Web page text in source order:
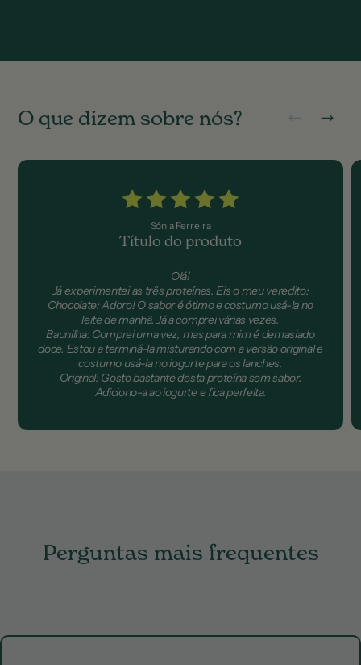
O que dizem sobre nós?
Sónia Ferreira
Título do produto
Olá!
Já experimentei as três proteínas. Eis o meu veredito:
Chocolate: Adoro! O sabor é ótimo e costumo usá-la no
leite de manhã. Já a comprei várias vezes.
Baunilha: Comprei uma vez, mas para mim é demasiado
doce. Estou a terminá-la misturando com a versão original e
costumo usá-la no iogurte para os lanches.
Original: Gosto bastante desta proteína sem sabor.
Adiciono-a ao iogurte e fica perfeita.
Perguntas mais frequentes